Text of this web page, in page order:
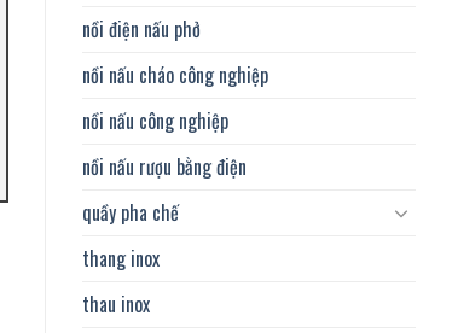
nồi điện nấu phở
nồi nấu cháo công nghiệp
nồi nấu công nghiệp
nồi nấu rượu bằng điện
quầy pha chế
thang inox
thau inox